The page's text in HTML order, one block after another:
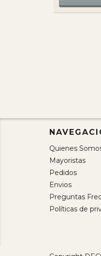
Quienes
Mayoristas
Pedidos
Envios
Preguntas
Políticas de